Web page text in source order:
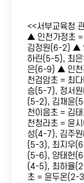
<<서부교육청
▲ 인천가정초
김정원(6-2) ▲
하린(5-5), 최
은(6-9) ▲ 인천
천검암초 = 최
승(5-7), 정서
(5-2), 김채윤
천이음초 = 김
천청라초 = 윤
성(4-7), 김주
(5-3), 최지우
(5-6), 양태헌
(4-5), 최하율
초 = 윤두온(2-